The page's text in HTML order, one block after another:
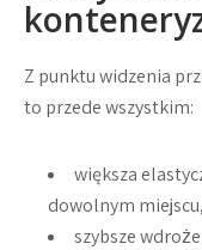
Z punktu widzenia
to przede wszystkim:
większa
dowolnym miejscu,
szybsze